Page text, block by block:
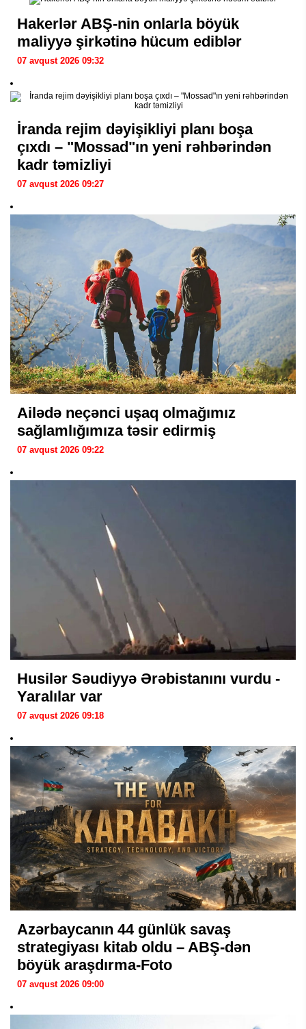
Hakerlər ABŞ-nin onlarla böyük
maliyyə şirkətinə hücum ediblər
07 avqust 2026 09:32
İranda rejim dəyişikliyi planı boşa
çıxdı – "Mossad"ın yeni rəhbərindən
kadr təmizliyi
07 avqust 2026 09:27
Ailədə neçənci uşaq olmağımız
sağlamlığımıza təsir edirmiş
07 avqust 2026 09:22
Husilər Səudiyyə Ərəbistanını vurdu -
Yaralılar var
07 avqust 2026 09:18
Azərbaycanın 44 günlük savaş
strategiyası kitab oldu – ABŞ-dən
böyük araşdırma-Foto
07 avqust 2026 09:00